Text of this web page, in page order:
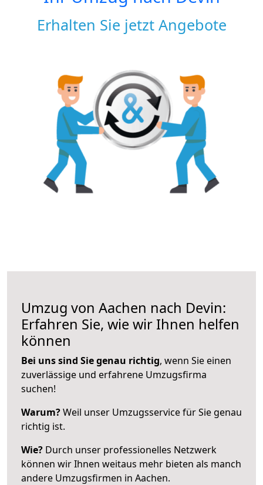
Erhalten Sie jetzt Angebote
Umzug von Aachen nach Devin:
Erfahren Sie, wie wir Ihnen helfen
können
Bei uns sind Sie genau richtig, wenn Sie einen
zuverlässige und erfahrene Umzugsfirma
suchen!
Warum?Weil unser Umzugsservice für Sie genau
richtig ist.
Wie? Durch unser professionelles Netzwerk
können wir Ihnen weitaus mehr bieten als manch
andere Umzugsfirmen in Aachen.